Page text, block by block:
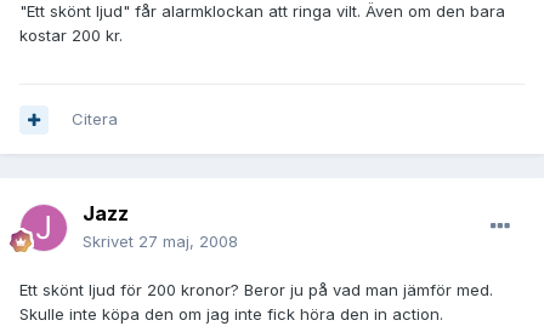
"Ett skönt ljud" får alarmklockan att ringa vilt. Även om den bara
kostar 200 kr.
Citera
Jazz
Skrivet 27 maj, 2008
Ett skönt ljud för 200 kronor? Beror ju på vad man jämför med.
Skulle inte köpa den om jag inte fick höra den in action.